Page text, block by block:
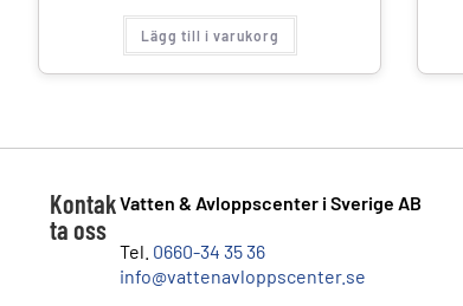
Lägg till i varukorg
Kontak
ta oss
Vatten & Avloppscenter i Sverige AB
Tel. 0660-34 35 36
info@vattenavloppscenter.se